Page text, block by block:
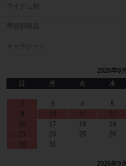
アイテム別
季節別商品
キャラジャン
2026年8月
日
月 火 水
2
3 4 5
9
10 11 12
16
17 18 19
23
24 25 26
30
31
2026年9月